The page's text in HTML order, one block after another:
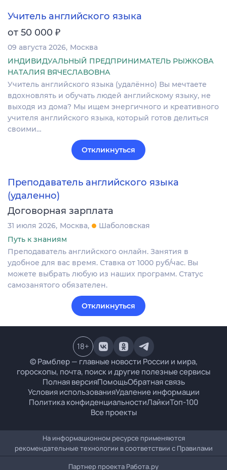
Учитель английского языка
от 50 000 ₽
09 августа 2026 Москва
ИНДИВИДУАЛЬНЫЙ ПРЕДПРИНИМАТЕЛЬ РЫЖКОВА
НАТАЛИЯ ВЯЧЕСЛАВОВНА
Учитель английского языка (удалённо) Вы мечтаете
вдохновлять и обучать людей английскому языку, не
выходя из дома? Мы ищем энергичного и креативного
учителя английского языка, который готов делиться
своими…
Откликнуться
Преподаватель английского языка
(удаленно)
Договорная зарплата
31 июля 2026 Москва
Шаболовская
Путь к знаниям
Преподаватель английского онлайн. Занятия в
удобное для вас время. Ставка от 1000 руб/час. Вы
можете выбрать любую из наших программ. Статус
самозанятого обязателен.
Откликнуться
© Рамблер — главные новости России и мира,
гороскопы, почта, поиск и другие полезные сервисы
Полная версияПомощьОбратная связь
Условия использованияУдаление информации
Политика конфиденциальностиЛайкиТоп-100
Все проекты
18+
На информационном ресурсе применяются
рекомендательные технологии в соответствии с Правилами
Партнер проекта Работа.ру